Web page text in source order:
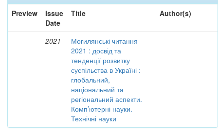
Preview
Issue
Date
Title Author(s)
2021
Могилянські читання–
2021 : досвід та
тенденції розвитку
суспільства в Україні :
глобальний,
національний та
регіональний аспекти.
Комп’ютерні науки.
Технічні науки